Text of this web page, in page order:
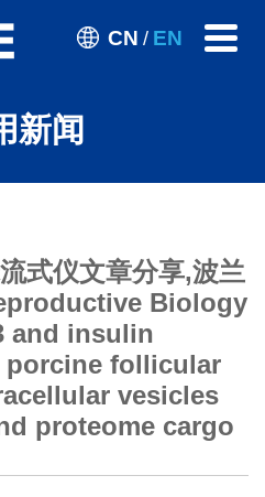
CN / EN
新闻
式仪文章分享,波兰
Biology
and insulin
porcine follicular
vesicles
proteome cargo